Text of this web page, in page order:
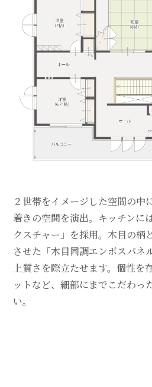
２世帯をイメージした空間の中
着きの空間を演出。キッチンに
クスチャー」を採用。木目の柄
させた「木目同調エンボスパネ
上質さを際立たせます。個性を
ットなど、細部にまでこだわっ
い。